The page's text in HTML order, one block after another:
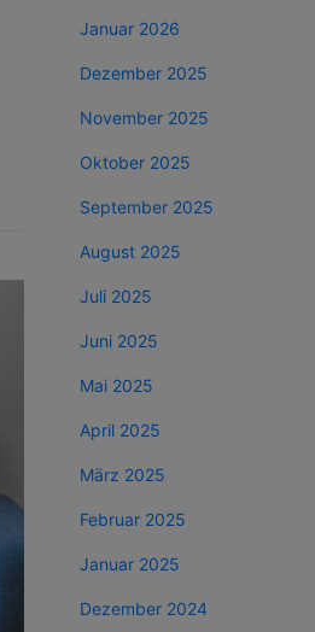
Januar 2026
Dezember 2025
November 2025
Oktober 2025
September 2025
August 2025
Juli 2025
Juni 2025
Mai 2025
April 2025
März 2025
Februar 2025
Januar 2025
Dezember 2024